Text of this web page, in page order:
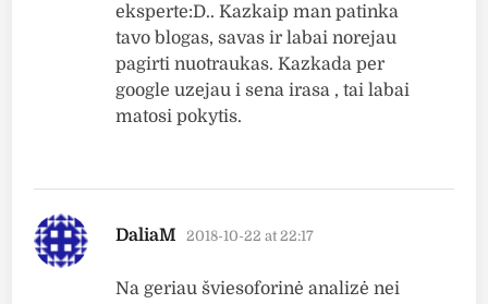
eksperte:D.. Kazkaip man patinka
tavo blogas, savas ir labai norejau
pagirti nuotraukas. Kazkada per
google uzejau i sena irasa , tai labai
matosi pokytis.
DaliaM says:
2018-10-22 at 22:17
Na geriau šviesoforinė analizė nei